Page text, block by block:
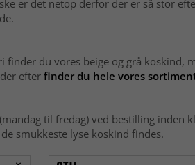
er det netop derfor der er så stor
du vores beige og grå koskind,
efter finder du hele vores
til fredag) ved bestilling inden
smukkeste lyse koskind findes.